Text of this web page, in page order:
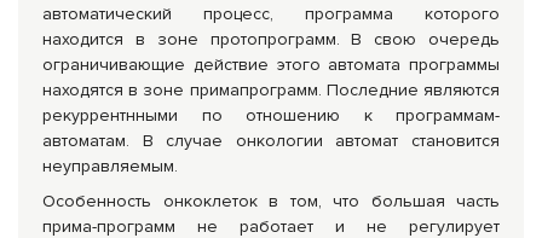
автоматический процесс, программа которого
находится в зоне протопрограмм. В свою очередь
ограничивающие действие этого автомата программы
находятся в зоне примапрограмм. Последние являются
рекуррентнными по отношению к программам-
автоматам. В случае онкологии автомат становится
неуправляемым.
Особенность онкоклеток в том, что большая часть
прима-программ не работает и не регулирует